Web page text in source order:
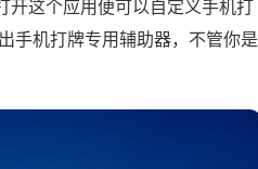
开这个应用便可以自定义手机打
手机打牌专用辅助器，不管你是